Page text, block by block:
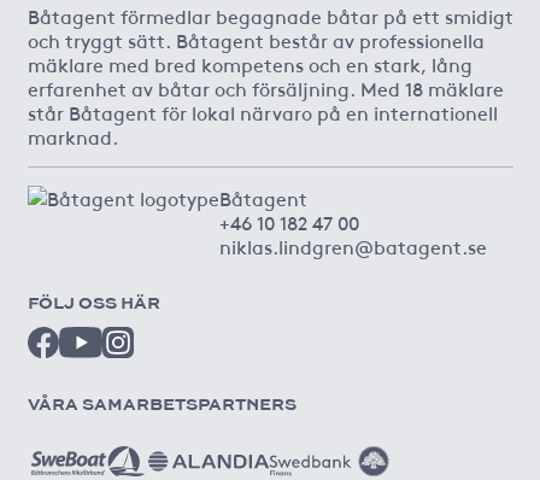
Båtagent förmedlar begagnade båtar på ett smidigt
och tryggt sätt. Båtagent består av professionella
mäklare med bred kompetens och en stark, lång
erfarenhet av båtar och försäljning. Med 18 mäklare
står Båtagent för lokal närvaro på en internationell
marknad.
Båtagent
+46 10 182 47 00
niklas.lindgren@batagent.se
FÖLJ OSS HÄR
VÅRA SAMARBETSPARTNERS